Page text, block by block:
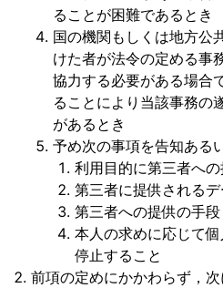
ることが困難であるとき
国の機関もしくは地方公
けた者が法令の定める事
協力する必要がある場合
ることにより当該事務の
があるとき
予め次の事項を告知ある
利用目的に第三者へ
第三者に提供されるデ
第三者への提供の手
本人の求めに応じて
停止すること
前項の定めにかかわらず，